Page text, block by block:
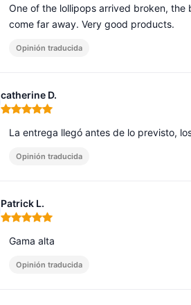
One of the lollipops arrived broken,
come far away. Very good products.
Opinión traducida
catherine D.
Nota: 5 de 5
La entrega llegó antes de lo previsto,
Opinión traducida
Patrick L.
Nota: 5 de 5
Gama alta
Opinión traducida